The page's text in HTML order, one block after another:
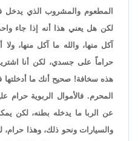
المطعوم والمشروب الذي يدخل
لكن هل يعني هذا أنه إذا جاء
آكل منها، والله ما آكل منها،
حراماً على جسدي، لكن أنا
هذه سخافة! صحيح أنك ما
المحرم. فالأموال الربوية
عن الربا ما يدخله بطنه، لكن
والسيارات ونحو ذلك، وهذا